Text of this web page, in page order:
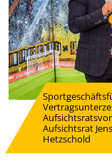
Aufsichtsrat
Hetzschold